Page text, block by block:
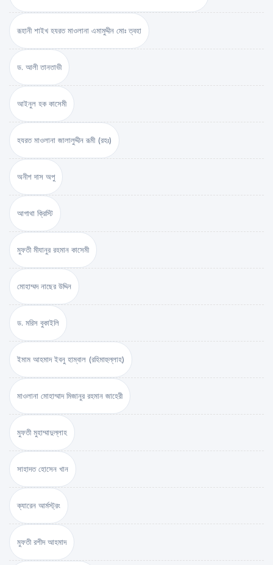
রূহানী শাইখ হযরত মাওলানা এমামুদ্দীন মোঃ ত্বহা
ড. আলী তানতাভী
আইনুল হক কাসেমী
হযরত মাওলানা জালালুদ্দীন রূমী (রহঃ)
অনীশ দাস অপু
আগাথা ক্রিস্টি
মুফতী মীযানুর রহমান কাসেমী
মোহাম্মদ নাছের উদ্দিন
ড. মরিস বুকাইলি
ইমাম আহমাদ ইবনু হাম্বাল (রহিমাহুল্লাহ)
মাওলানা মোহাম্মাদ মিজানুর রহমান জাহেরী
মুফতী মুহাম্মাদুল্লাহ
সাহাদত হোসেন খান
ক্যারেন আর্মস্ট্রং
মুফতী রশীদ আহমাদ